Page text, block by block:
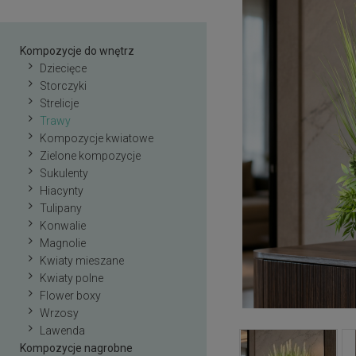
Kompozycje do wnętrz
Dziecięce
Storczyki
Strelicje
Trawy
Kompozycje kwiatowe
Zielone kompozycje
Sukulenty
Hiacynty
Tulipany
Konwalie
Magnolie
Kwiaty mieszane
Kwiaty polne
Flower boxy
Wrzosy
Lawenda
Kompozycje nagrobne